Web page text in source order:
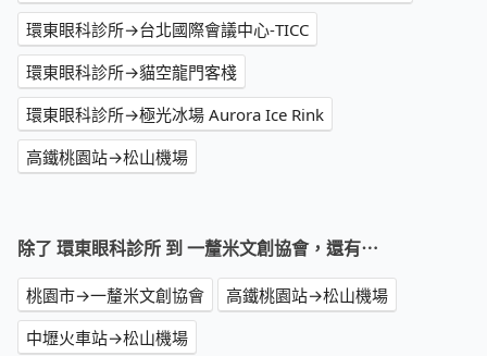
環東眼科診所→台北國際會議中心-TICC
環東眼科診所→貓空龍門客棧
環東眼科診所→極光冰場 Aurora Ice Rink
高鐵桃園站→松山機場
除了 環東眼科診所 到 一釐米文創協會，還有⋯
桃園市→一釐米文創協會
高鐵桃園站→松山機場
中壢火車站→松山機場